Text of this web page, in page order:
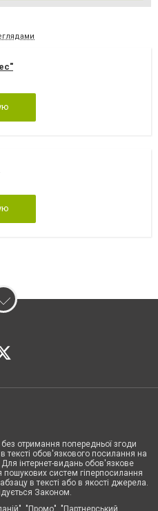
отримання попередньої згоди
обов'язкового посилання на
інтернет-видань обов'язкове
пошукових систем гіперпосилання
в тексті або в якості джерела.
Законом.
"Промо", "Партнерський